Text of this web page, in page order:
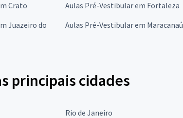
Crato Aulas Pré-Vestibular em Fortaleza
Juazeiro do
Aulas Pré-Vestibular em Maracanaú
principais cidades
Rio de Janeiro